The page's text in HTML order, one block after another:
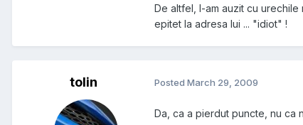
De altfel, l-am auzit cu urechile
epitet la adresa lui ... "idiot" !
tolin Posted March 29, 2009
Da, ca a pierdut puncte, nu ca